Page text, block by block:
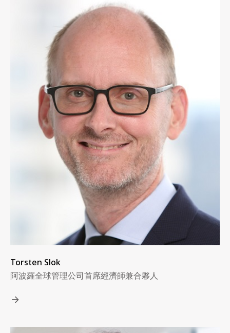
Torsten Slok
阿波羅全球管理公司首席經濟師兼合夥人